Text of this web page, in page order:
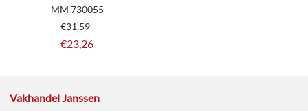
MM 730055
€31,59
€23,26
Vakhandel Janssen